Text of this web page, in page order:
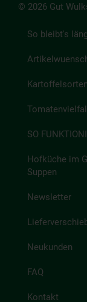
© 2026 Gut
So bleibt's
Kartoffelsorten
SO
Hofküche im
Suppen
Newsletter
Neukunden
FAQ
Kontakt